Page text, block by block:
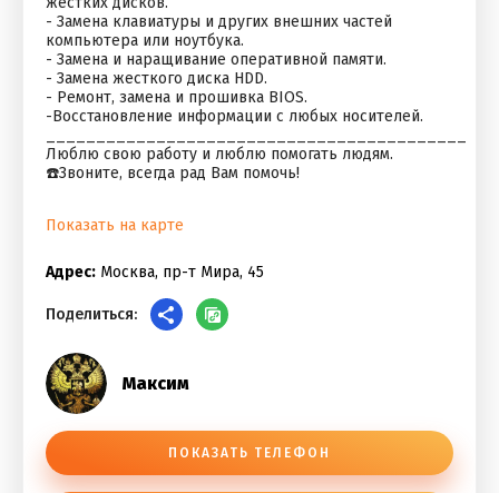
- Замена клавиатуры и других внешних частей
компьютера или ноутбука.
- Замена и наращивание оперативной памяти.
- Замена жесткого диска HDD.
- Ремонт, замена и прошивка BIOS.
-Восстановление информации с любых носителей.
Люблю свою работу и люблю помогать людям.
☎️Звоните, всегда рад Вам помочь!
Показать на карте
Адрес: Москва, пр-т Мира, 45
Поделиться:
Максим
ПОКАЗАТЬ ТЕЛЕФОН